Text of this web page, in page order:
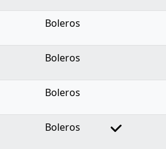
Boleros
Boleros
Boleros
Boleros